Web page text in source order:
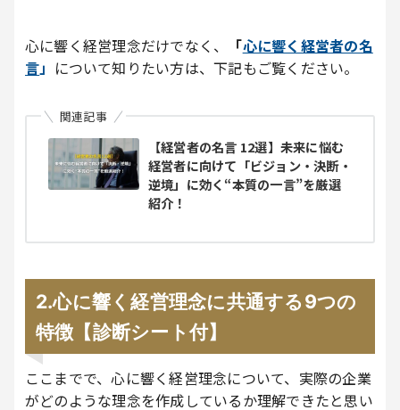
心に響く経営理念だけでなく、 「心に響く経営者の名
言」 について知りたい方は、下記もご覧ください。
関連記事
【経営者の名言 12選】未来に悩む
経営者に向けて「ビジョン・決断・
逆境」に効く“本質の一言”を厳選
紹介！
2.心に響く経営理念に共通する9つの
特徴【診断シート付】
ここまでで、心に響く経営理念について、実際の企業
がどのような理念を作成しているか理解できたと思い